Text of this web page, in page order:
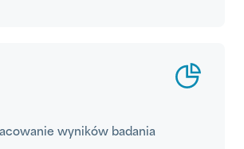
wyników badania